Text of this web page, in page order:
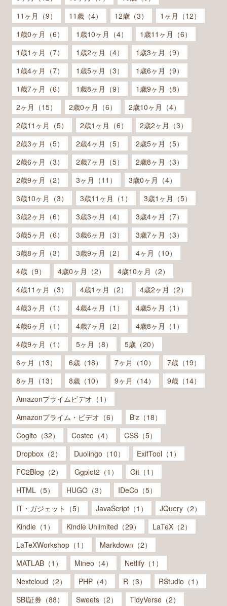
11ヶ月（9）
11歳（4） 12歳（3）
1ヶ月（12）
1歳0ヶ月（6）
1歳10ヶ月（4）
1歳11ヶ月（6）
1歳1ヶ月（7）
1歳2ヶ月（4）
1歳3ヶ月（9）
1歳4ヶ月（7）
1歳5ヶ月（3）
1歳6ヶ月（9）
1歳7ヶ月（6）
1歳8ヶ月（9）
1歳9ヶ月（8）
2ヶ月（15）
2歳0ヶ月（6）
2歳10ヶ月（4）
2歳11ヶ月（5）
2歳1ヶ月（6）
2歳2ヶ月（3）
2歳3ヶ月（5）
2歳4ヶ月（5）
2歳5ヶ月（5）
2歳6ヶ月（3）
2歳7ヶ月（5）
2歳8ヶ月（3）
2歳9ヶ月（2）
3ヶ月（11）
3歳0ヶ月（4）
3歳10ヶ月（3）
3歳11ヶ月（1）
3歳1ヶ月（5）
3歳2ヶ月（6）
3歳3ヶ月（4）
3歳4ヶ月（7）
3歳5ヶ月（6）
3歳6ヶ月（3）
3歳7ヶ月（3）
3歳8ヶ月（3）
3歳9ヶ月（2）
4ヶ月（10）
4歳（9）
4歳0ヶ月（2）
4歳10ヶ月（2）
4歳11ヶ月（3）
4歳1ヶ月（2）
4歳2ヶ月（2）
4歳3ヶ月（1）
4歳4ヶ月（1）
4歳5ヶ月（1）
4歳6ヶ月（1）
4歳7ヶ月（2）
4歳8ヶ月（1）
4歳9ヶ月（1）
5ヶ月（8）
5歳（20）
6ヶ月（13）
6歳（18） 7ヶ月（10）
7歳（19）
8ヶ月（13）
8歳（10） 9ヶ月（14）
9歳（14）
Amazonプライムビデオ（1）
Amazonプライム・ビデオ（6）
B'z（18）
Cogito（32）
Costco（4）
CSS（5）
Dropbox（2）
Duolingo（10）
ExifTool（1）
FC2Blog（2）
Ggplot2（1）
Git（1）
HTML（5）
HUGO（3）
IDeCo（5）
IT・ガジェット（5）
JavaScript（1）
JQuery（2）
Kindle（1）
Kindle Unlimited（29）
LaTeX（2）
LaTeXWorkshop（1）
Markdown（2）
MATLAB（1）
Mineo（4）
Netlify（1）
Nextcloud（2）
PHP（4） R（3）
RStudio（1）
SBI証券（88）
Sweets（2）
TidyVerse（2）